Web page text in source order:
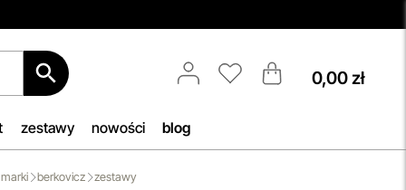
Aktualizacja Regulaminów
Korzystanie ze Sklepu Internetowego
lub Konta po tym terminie oznacza
akceptację wprowadzonych zmian.
0,00 zł
zestawy nowości blog
marki berkovicz zestawy